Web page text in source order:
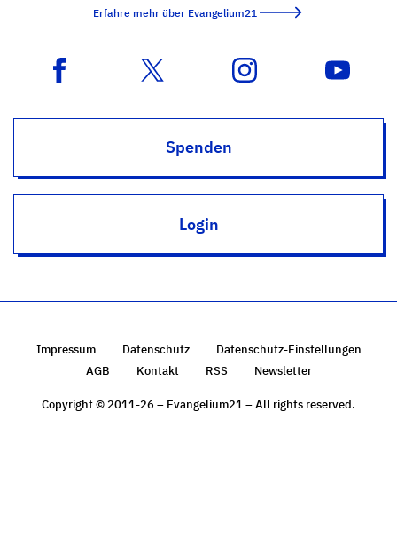
Erfahre mehr über Evangelium21
Spenden
Login
Impressum Datenschutz
Datenschutz-Einstellungen
AGB
Kontakt RSS Newsletter
Copyright © 2011-26 – Evangelium21 – All rights reserved.